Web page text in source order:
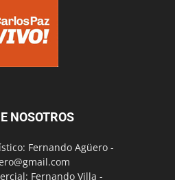
NOSOTROS
Fernando Agüero -
Fernando Villa -